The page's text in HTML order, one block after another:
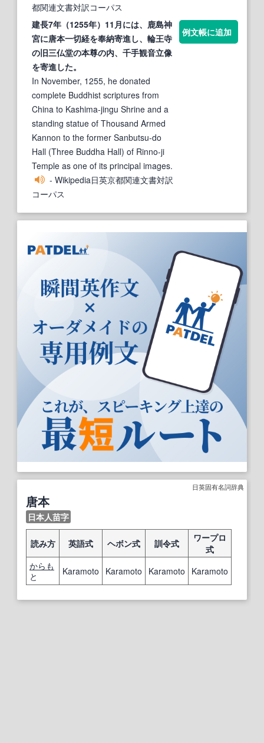
都関連文書対訳コーパス
建長7年（1255年）11月には、鹿島神
宮に唐本一切経を奉納寄進し、輪王寺
の旧三仏堂の本尊の内、千手観音立像
を寄進した。
In November, 1255, he donated
complete Buddhist scriptures from
China to Kashima-jingu Shrine and a
standing statue of Thousand Armed
Kannon to the former Sanbutsu-do
Hall (Three Buddha Hall) of Rinno-ji
Temple as one of its principal images.
- Wikipedia日英京都関連文書対訳
コーパス
例文帳に追加
日英固有名詞辞典
唐本
日本人苗字
読み方 英語式 ヘボン式 訓令式
ワープロ
式
からも
と
Karamoto Karamoto Karamoto Karamoto